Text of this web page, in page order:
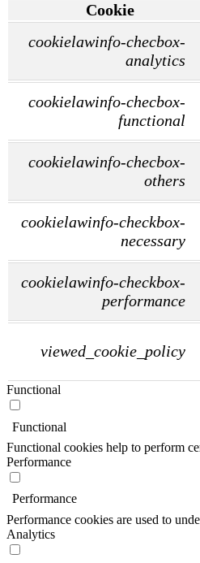
Cookie
cookielawinfo-checbox-
analytics
cookielawinfo-checbox-
functional
cookielawinfo-checbox-
others
cookielawinfo-checkbox-
necessary
cookielawinfo-checkbox-
performance
viewed_cookie_policy
Functional
Functional
Functional cookies help to perform
Performance
Performance
Performance cookies are used to
Analytics